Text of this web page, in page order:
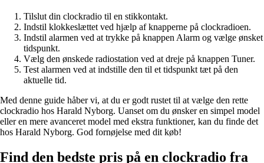
Tilslut din clockradio til en stikkontakt.
Indstil klokkeslættet ved hjælp af knapperne på clockradioen.
Indstil alarmen ved at trykke på knappen Alarm og vælge ønsket
tidspunkt.
Vælg den ønskede radiostation ved at dreje på knappen Tuner.
Test alarmen ved at indstille den til et tidspunkt tæt på den
aktuelle tid.
Med denne guide håber vi, at du er godt rustet til at vælge den rette
clockradio hos Harald Nyborg. Uanset om du ønsker en simpel model
eller en mere avanceret model med ekstra funktioner, kan du finde det
hos Harald Nyborg. God fornøjelse med dit køb!
Find den bedste pris på en clockradio fra